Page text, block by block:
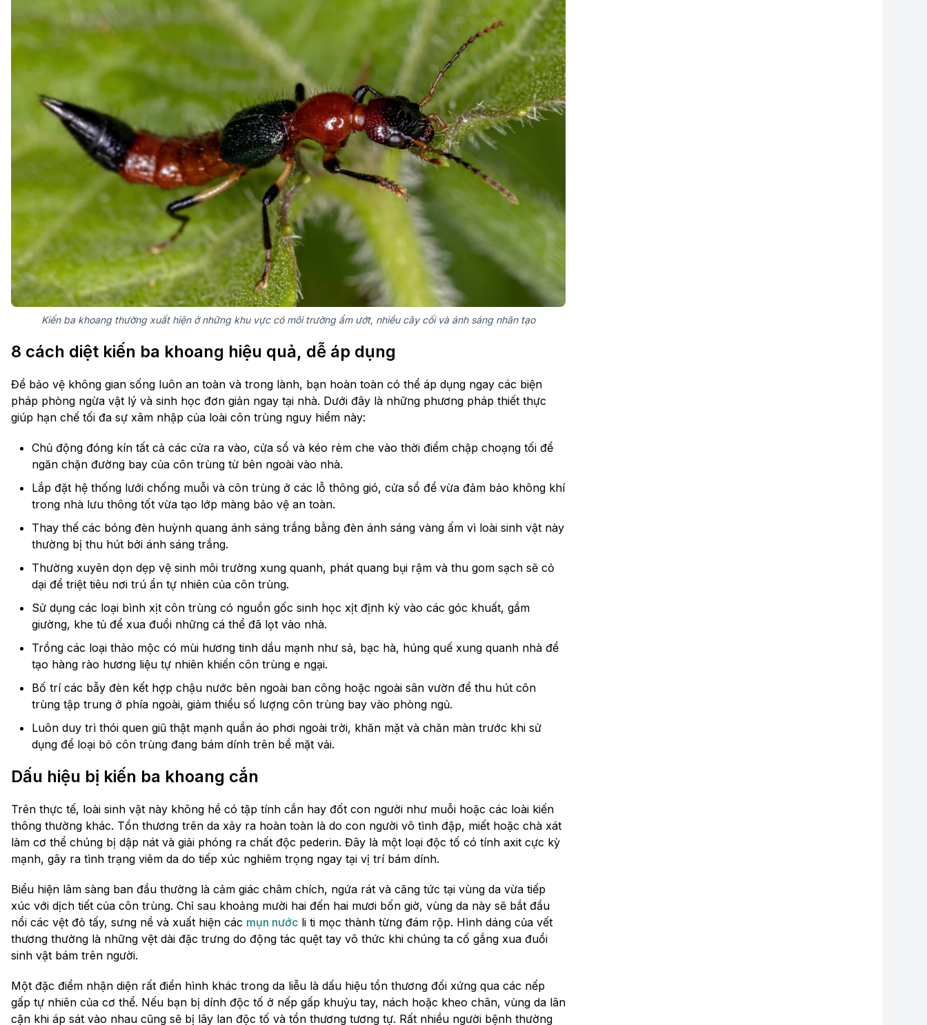
Kiến ba khoang thường xuất hiện ở những khu vực có môi trường ẩm ướt, nhiều cây cối và ánh sáng nhân tạo
8 cách diệt kiến ba khoang hiệu quả, dễ áp dụng
Để bảo vệ không gian sống luôn an toàn và trong lành, bạn hoàn toàn có thể áp dụng ngay các biện
pháp phòng ngừa vật lý và sinh học đơn giản ngay tại nhà. Dưới đây là những phương pháp thiết thực
giúp hạn chế tối đa sự xâm nhập của loài côn trùng nguy hiểm này:
Chủ động đóng kín tất cả các cửa ra vào, cửa sổ và kéo rèm che vào thời điểm chập choạng tối để
ngăn chặn đường bay của côn trùng từ bên ngoài vào nhà.
Lắp đặt hệ thống lưới chống muỗi và côn trùng ở các lỗ thông gió, cửa sổ để vừa đảm bảo không khí
trong nhà lưu thông tốt vừa tạo lớp màng bảo vệ an toàn.
Thay thế các bóng đèn huỳnh quang ánh sáng trắng bằng đèn ánh sáng vàng ấm vì loài sinh vật này
thường bị thu hút bởi ánh sáng trắng.
Thường xuyên dọn dẹp vệ sinh môi trường xung quanh, phát quang bụi rậm và thu gom sạch sẽ cỏ
dại để triệt tiêu nơi trú ẩn tự nhiên của côn trùng.
Sử dụng các loại bình xịt côn trùng có nguồn gốc sinh học xịt định kỳ vào các góc khuất, gầm
giường, khe tủ để xua đuổi những cá thể đã lọt vào nhà.
Trồng các loại thảo mộc có mùi hương tinh dầu mạnh như sả, bạc hà, húng quế xung quanh nhà để
tạo hàng rào hương liệu tự nhiên khiến côn trùng e ngại.
Bố trí các bẫy đèn kết hợp chậu nước bên ngoài ban công hoặc ngoài sân vườn để thu hút côn
trùng tập trung ở phía ngoài, giảm thiểu số lượng côn trùng bay vào phòng ngủ.
Luôn duy trì thói quen giũ thật mạnh quần áo phơi ngoài trời, khăn mặt và chăn màn trước khi sử
dụng để loại bỏ côn trùng đang bám dính trên bề mặt vải.
Dấu hiệu bị kiến ba khoang cắn
Trên thực tế, loài sinh vật này không hề có tập tính cắn hay đốt con người như muỗi hoặc các loài kiến
thông thường khác. Tổn thương trên da xảy ra hoàn toàn là do con người vô tình đập, miết hoặc chà xát
làm cơ thể chúng bị dập nát và giải phóng ra chất độc pederin. Đây là một loại độc tố có tính axit cực kỳ
mạnh, gây ra tình trạng viêm da do tiếp xúc nghiêm trọng ngay tại vị trí bám dính.
Biểu hiện lâm sàng ban đầu thường là cảm giác châm chích, ngứa rát và căng tức tại vùng da vừa tiếp
xúc với dịch tiết của côn trùng. Chỉ sau khoảng mười hai đến hai mươi bốn giờ, vùng da này sẽ bắt đầu
nổi các vệt đỏ tấy, sưng nề và xuất hiện các mụn nước li ti mọc thành từng đám rộp. Hình dáng của vết
thương thường là những vệt dài đặc trưng do động tác quệt tay vô thức khi chúng ta cố gắng xua đuổi
sinh vật bám trên người.
Một đặc điểm nhận diện rất điển hình khác trong da liễu là dấu hiệu tổn thương đối xứng qua các nếp
gấp tự nhiên của cơ thể. Nếu bạn bị dính độc tố ở nếp gấp khuỷu tay, nách hoặc kheo chân, vùng da lân
cận khi áp sát vào nhau cũng sẽ bị lây lan độc tố và tổn thương tương tự. Rất nhiều người bệnh thường